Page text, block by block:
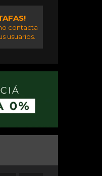
contacta
usuarios.